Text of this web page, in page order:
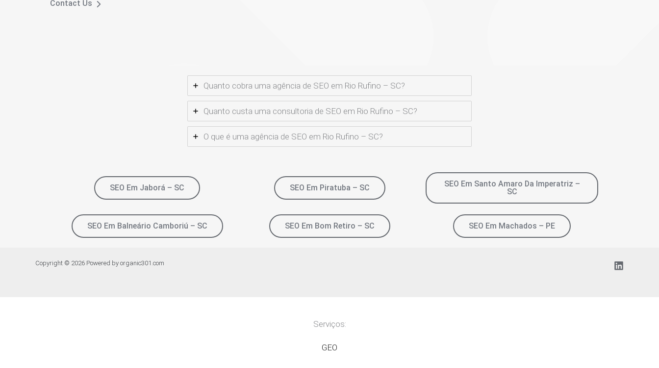
Contact Us
Quanto cobra uma agência de SEO em Rio Rufino – SC?
Quanto custa uma consultoria de SEO em Rio Rufino – SC?
O que é uma agência de SEO em Rio Rufino – SC?
SEO Em Jaborá – SC SEO Em Piratuba – SC
SEO Em Santo Amaro Da Imperatriz –
SC
SEO Em Balneário Camboriú – SC SEO Em Bom Retiro – SC SEO Em Machados – PE
Copyright © 2026 Powered by organic301.com
Serviços:
GEO